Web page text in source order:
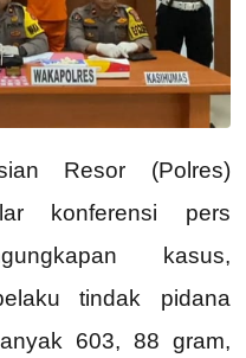
Resor (Polres)
konferensi pers
kasus,
tindak pidana
603, 88 gram,